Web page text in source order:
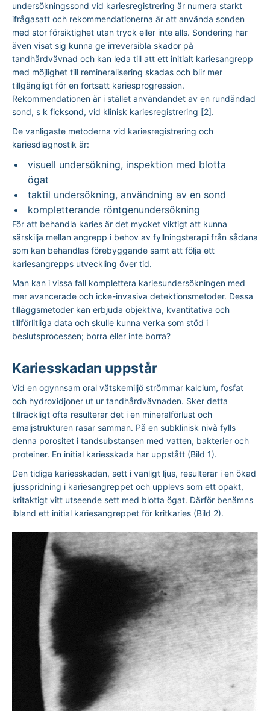
undersökningssond vid kariesregistrering är numera starkt
ifrågasatt och rekommendationerna är att använda sonden
med stor försiktighet utan tryck eller inte alls. Sondering har
även visat sig kunna ge irreversibla skador på
tandhårdvävnad och kan leda till att ett initialt kariesangrepp
med möjlighet till remineralisering skadas och blir mer
tillgängligt för en fortsatt kariesprogression.
Rekommendationen är i stället användandet av en rundändad
sond, s k ficksond, vid klinisk kariesregistrering [2].
De vanligaste metoderna vid kariesregistrering och
kariesdiagnostik är:
visuell undersökning, inspektion med blotta
ögat
taktil undersökning, användning av en sond
kompletterande röntgenundersökning
För att behandla karies är det mycket viktigt att kunna
särskilja mellan angrepp i behov av fyllningsterapi från sådana
som kan behandlas förebyggande samt att följa ett
kariesangrepps utveckling över tid.
Man kan i vissa fall komplettera kariesundersökningen med
mer avancerade och icke-invasiva detektionsmetoder. Dessa
tilläggsmetoder kan erbjuda objektiva, kvantitativa och
tillförlitliga data och skulle kunna verka som stöd i
beslutsprocessen; borra eller inte borra?
Kariesskadan uppstår
Vid en ogynnsam oral vätskemiljö strömmar kalcium, fosfat
och hydroxidjoner ut ur tandhårdvävnaden. Sker detta
tillräckligt ofta resulterar det i en mineralförlust och
emaljstrukturen rasar samman. På en subklinisk nivå fylls
denna porositet i tandsubstansen med vatten, bakterier och
proteiner. En initial kariesskada har uppstått (Bild 1).
Den tidiga kariesskadan, sett i vanligt ljus, resulterar i en ökad
ljusspridning i kariesangreppet och upplevs som ett opakt,
kritaktigt vitt utseende sett med blotta ögat. Därför benämns
ibland ett initial kariesangreppet för kritkaries (Bild 2).